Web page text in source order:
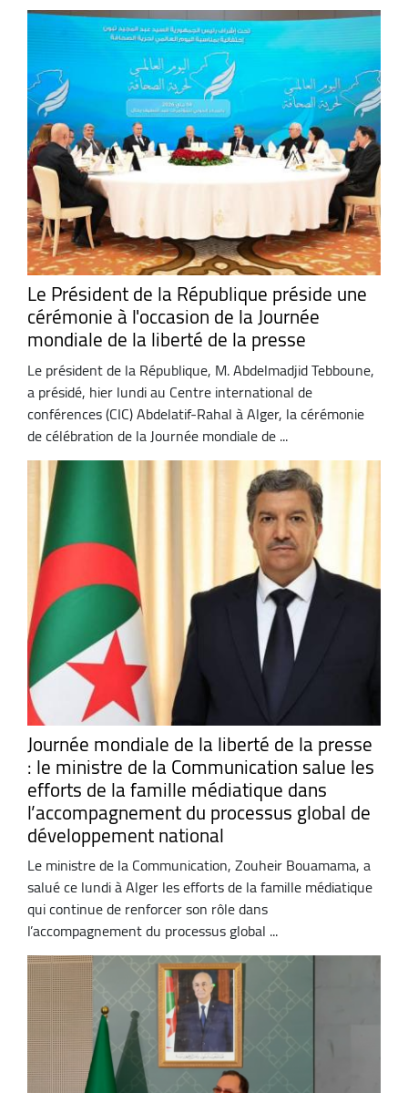
Le Président de la République préside une
cérémonie à l'occasion de la Journée
mondiale de la liberté de la presse
Le président de la République, M. Abdelmadjid Tebboune,
a présidé, hier lundi au Centre international de
conférences (CIC) Abdelatif-Rahal à Alger, la cérémonie
de célébration de la Journée mondiale de ...
Journée mondiale de la liberté de la presse
: le ministre de la Communication salue les
efforts de la famille médiatique dans
l’accompagnement du processus global de
développement national
Le ministre de la Communication, Zouheir Bouamama, a
salué ce lundi à Alger les efforts de la famille médiatique
qui continue de renforcer son rôle dans
l’accompagnement du processus global ...